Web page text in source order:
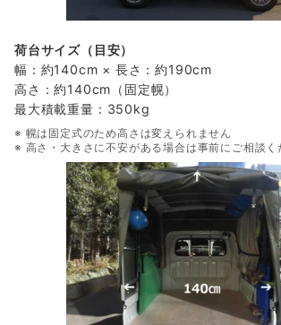
荷台サイズ（目安）
幅：約140cm × 長さ：約190cm
高さ：約140cm（固定幌）
最大積載重量：350kg
※ 幌は固定式のため高さは変えられません
※ 高さ・大きさに不安がある場合は事前にご相談く